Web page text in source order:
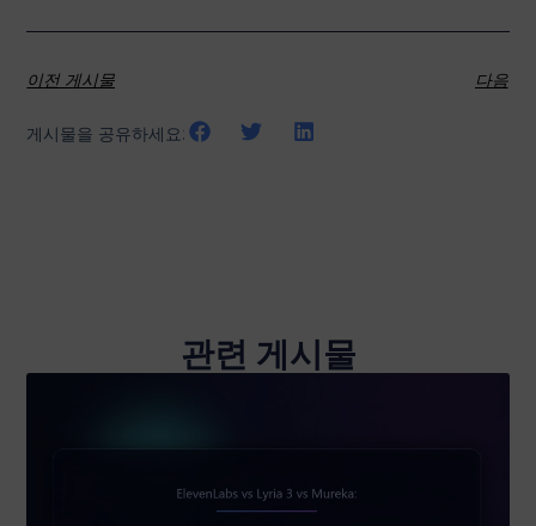
이전 게시물 다음
게시물을 공유하세요:
관련 게시물